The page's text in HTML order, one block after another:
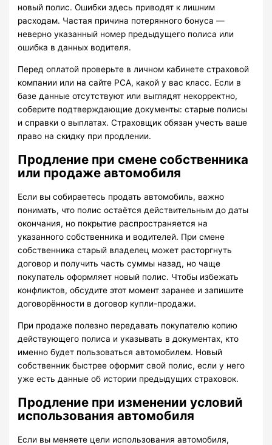
новый полис. Ошибки здесь приводят к лишним
расходам. Частая причина потерянного бонуса —
неверно указанный номер предыдущего полиса или
ошибка в данных водителя.
Перед оплатой проверьте в личном кабинете страховой
компании или на сайте РСА, какой у вас класс. Если в
базе данные отсутствуют или выглядят некорректно,
соберите подтверждающие документы: старые полисы
и справки о выплатах. Страховщик обязан учесть ваше
право на скидку при продлении.
Продление при смене собственника
или продаже автомобиля
Если вы собираетесь продать автомобиль, важно
понимать, что полис остаётся действительным до даты
окончания, но покрытие распространяется на
указанного собственника и водителей. При смене
собственника старый владелец может расторгнуть
договор и получить часть суммы назад, но чаще
покупатель оформляет новый полис. Чтобы избежать
конфликтов, обсудите этот момент заранее и запишите
договорённости в договор купли-продажи.
При продаже полезно передавать покупателю копию
действующего полиса и указывать в документах, кто
именно будет пользоваться автомобилем. Новый
собственник быстрее оформит свой полис, если у него
уже есть данные об истории предыдущих страховок.
Продление при изменении условий
использования автомобиля
Если вы меняете цели использования автомобиля,